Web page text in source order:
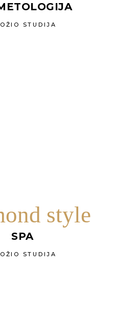
STUDIJA
style
SPA
STUDIJA